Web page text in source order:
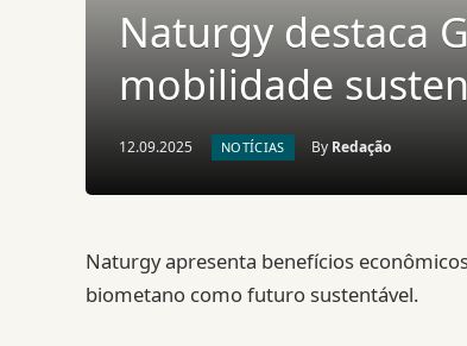
Naturgy destaca
mobilidade
12.09.2025 NOTÍCIAS By Redação
Naturgy apresenta benefícios
biometano como futuro sustentável.